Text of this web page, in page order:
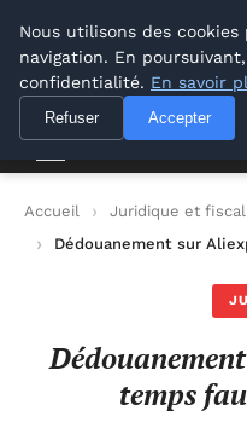
M Zone Studio
M
Accueil
Juridique et
Dédouanement sur
temps
Nous utilisons des
navigation. En
confidentialité. En savoir
Refuser Accepter